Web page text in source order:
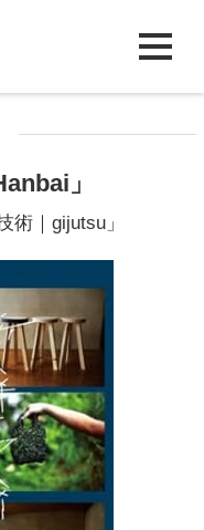
」
術｜gijutsu」